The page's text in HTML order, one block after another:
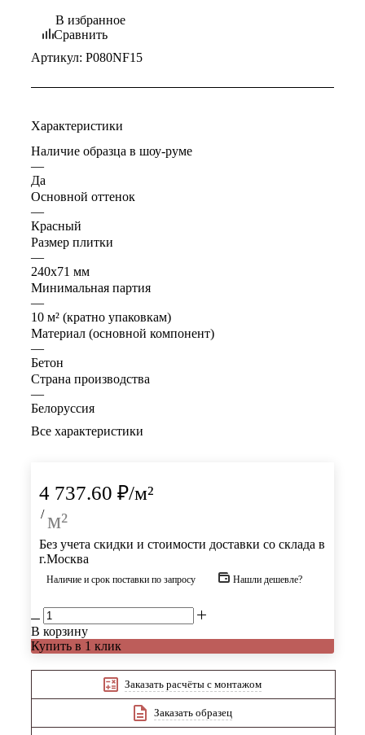
В избранное
Сравнить
Артикул: P080NF15
Характеристики
Наличие образца в шоу-руме
—
Да
Основной оттенок
—
Красный
Размер плитки
—
240x71 мм
Минимальная партия
—
10 м² (кратно упаковкам)
Материал (основной компонент)
—
Бетон
Страна производства
—
Белоруссия
Все характеристики
4 737.60 ₽/м²
/ м²
Без учета скидки и стоимости доставки со склада в
г.Москва
Наличие и срок поставки по запросу Нашли дешевле?
В корзину
Купить в 1 клик
Заказать расчёты с монтажом
Заказать образец